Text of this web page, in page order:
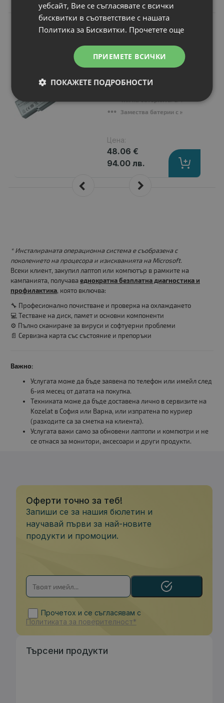
N
Батерия за лаптоп
SZ55GN/B
: 4400 mAh
Волтаж : 11.10 V
Замества батерии с номер
Цена:
48.06 €
94.00 лв.
* Инсталираната операционна система е съобразена с
поколението на процесора и изискванията на Microsoft.
Всеки клиент, закупил лаптоп или компютър в рамките на
кампанията, получава еднократна безплатна диагностика и
профилактика, която включва:
🔧 Професионално почистване и проверка на охлаждането
💻 Тестване на диск, памет и основни компоненти
⚙️ Пълно сканиране за вируси и софтуерни проблеми
📄 Сервизна карта със състояние и препоръки
Важно:
Услугата може да бъде заявена по телефон или имейл след
6-ия месец от датата на покупка.
Техниката може да бъде доставена лично в сервизите на
Kozelat в София или Варна, или изпратена по куриер
(разходите са за сметка на клиента).
Услугата важи само за обновени лаптопи и компютри и не
се отнася за монитори, аксесоари и други продукти.
Оферти точно за теб!
Запиши се за нашия бюлетин и
научавай първи за най-новите
продукти и промоции.
Прочетох и се съгласявам с
Политиката за поверителност*
Търсени продукти
уебсайт, Вие се съгласявате с всички
бисквитки в съответствие с нашата
Политика за Бисквитки. Прочетете още
ПРИЕМЕТЕ ВСИЧКИ
ПОКАЖЕТЕ ПОДРОБНОСТИ